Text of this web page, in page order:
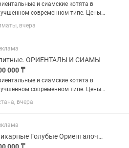
и сиамские котята в
современном типе. Цены
в личные сообщения. От 380
тг и дороже Котята открыты к
обработанные от...
вчера
ОРИЕНТАЛЫ И СИАМЫ
000 ₸
и сиамские котята в
современном типе. Цены
в личные сообщения. От 380
тг и дороже Котята открыты к
обработанные от...
вчера
Шикарные Голубые Ориенталочки